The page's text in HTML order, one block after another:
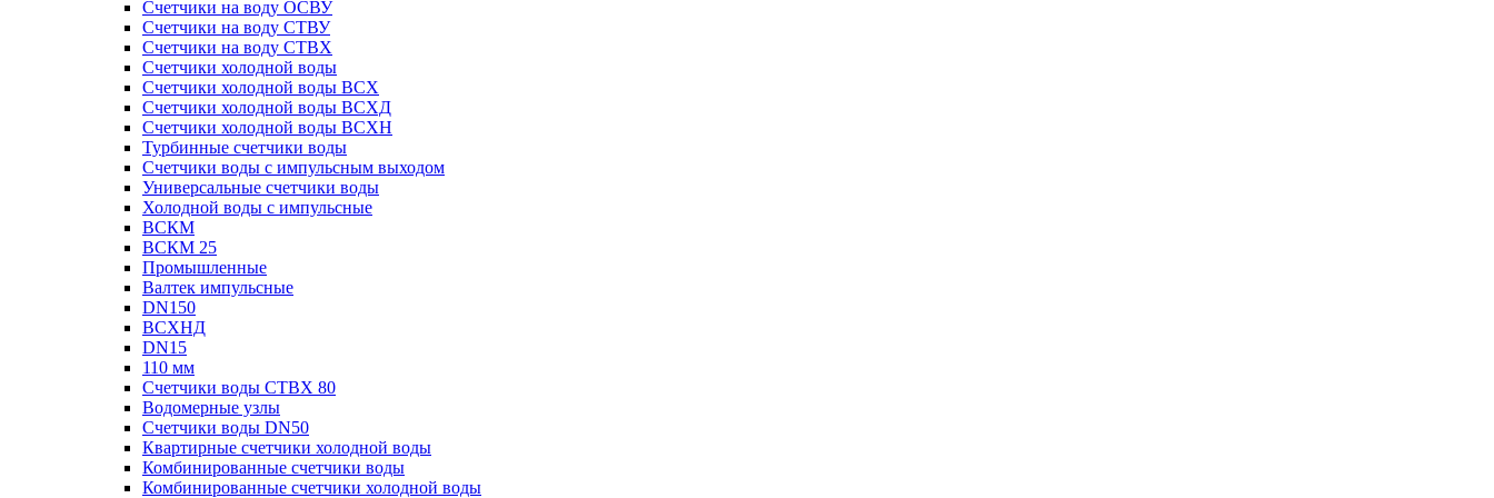
Счетчики на воду ОСВУ
Счетчики на воду СТВУ
Счетчики на воду СТВХ
Счетчики холодной воды
Счетчики холодной воды ВСХ
Счетчики холодной воды ВСХД
Счетчики холодной воды ВСХН
Турбинные счетчики воды
Счетчики воды с импульсным выходом
Универсальные счетчики воды
Холодной воды с импульсные
ВСКМ
ВСКМ 25
Промышленные
Валтек импульсные
DN150
ВСХНД
DN15
110 мм
Счетчики воды СТВХ 80
Водомерные узлы
Счетчики воды DN50
Квартирные счетчики холодной воды
Комбинированные счетчики воды
Комбинированные счетчики холодной воды